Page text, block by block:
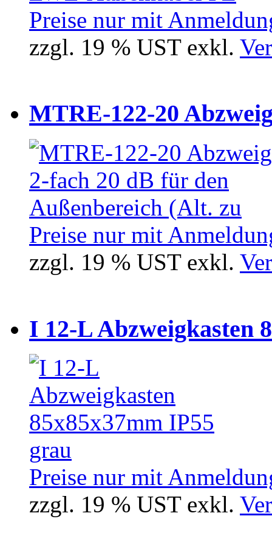
Preise nur mit
zzgl. 19 % UST exkl.
MTRE-122-20
Preise nur mit
zzgl. 19 % UST exkl.
I 12-L Abzweigkasten
Preise nur mit
zzgl. 19 % UST exkl.